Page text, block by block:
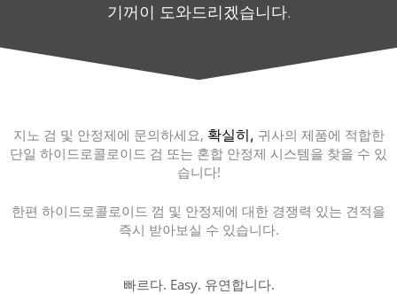
기꺼이 도와드리겠습니다.
지노 검 및 안정제에 문의하세요, 확실히, 귀사의 제품에 적합한
단일 하이드로콜로이드 검 또는 혼합 안정제 시스템을 찾을 수 있
습니다!
한편 하이드로콜로이드 껌 및 안정제에 대한 경쟁력 있는 견적을
즉시 받아보실 수 있습니다.
빠르다. Easy. 유연합니다.